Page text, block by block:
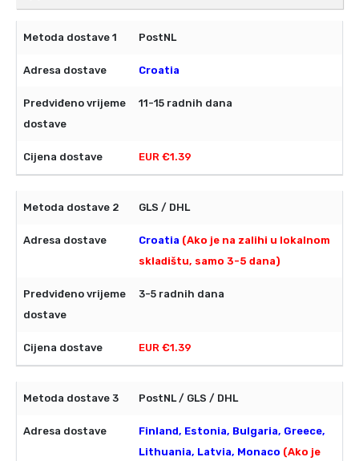
PostNL
Croatia
11-15 radnih dana
EUR €1.39
GLS / DHL
Croatia (Ako je na zalihi u lokalnom
skladištu, samo 3-5 dana)
3-5 radnih dana
EUR €1.39
PostNL / GLS / DHL
Finland, Estonia, Bulgaria, Greece,
Lithuania, Latvia, Monaco (Ako je